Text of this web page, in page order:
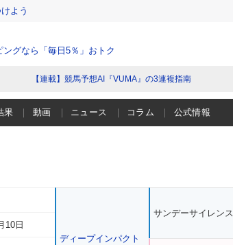
よう
ングなら「毎日5％」おトク
【連載】競馬予想AI『VUMA』の3連複指南
果 動画 ニュース コラム 公式情報
10日
ディープインパクト
サンデーサイレンス